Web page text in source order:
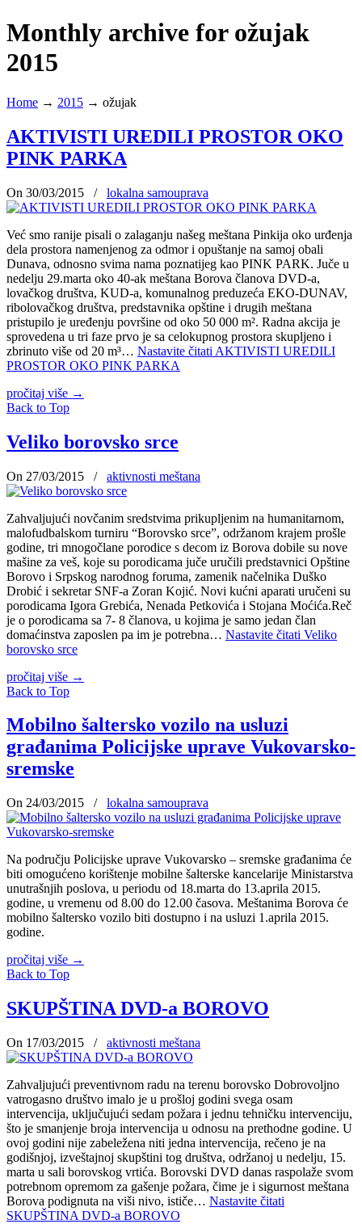
Monthly archive for ožujak
2015
Home → 2015 → ožujak
AKTIVISTI UREDILI PROSTOR OKO
PINK PARKA
On 30/03/2015 / lokalna samouprava
Već smo ranije pisali o zalaganju našeg meštana Pinkija oko urđenja
dela prostora namenjenog za odmor i opuštanje na samoj obali
Dunava, odnosno svima nama poznatijeg kao PINK PARK. Juče u
nedelju 29.marta oko 40-ak meštana Borova članova DVD-a,
lovačkog društva, KUD-a, komunalnog preduzeća EKO-DUNAV,
ribolovačkog društva, predstavnika opštine i drugih meštana
pristupilo je uređenju površine od oko 50 000 m². Radna akcija je
sprovedena u tri faze prvo je sa celokupnog prostora skupljeno i
zbrinuto više od 20 m³… Nastavite čitati AKTIVISTI UREDILI
PROSTOR OKO PINK PARKA
pročitaj više →
Back to Top
Veliko borovsko srce
On 27/03/2015 / aktivnosti meštana
Zahvaljujući novčanim sredstvima prikupljenim na humanitarnom,
malofudbalskom turniru “Borovsko srce”, održanom krajem prošle
godine, tri mnogočlane porodice s decom iz Borova dobile su nove
mašine za veš, koje su porodicama juče uručili predstavnici Opštine
Borovo i Srpskog narodnog foruma, zamenik načelnika Duško
Drobić i sekretar SNF-a Zoran Kojić. Novi kućni aparati uručeni su
porodicama Igora Grebića, Nenada Petkovića i Stojana Moćića.Reč
je o porodicama sa 7- 8 članova, u kojima je samo jedan član
domaćinstva zaposlen pa im je potrebna… Nastavite čitati Veliko
borovsko srce
pročitaj više →
Back to Top
Mobilno šaltersko vozilo na usluzi
građanima Policijske uprave Vukovarsko-
sremske
On 24/03/2015 / lokalna samouprava
Na području Policijske uprave Vukovarsko – sremske građanima će
biti omogućeno korištenje mobilne šalterske kancelarije Ministarstva
unutrašnjih poslova, u periodu od 18.marta do 13.aprila 2015.
godine, u vremenu od 8.00 do 12.00 časova. Meštanima Borova će
mobilno šaltersko vozilo biti dostupno i na usluzi 1.aprila 2015.
godine.
pročitaj više →
Back to Top
SKUPŠTINA DVD-a BOROVO
On 17/03/2015 / aktivnosti meštana
Zahvaljujući preventivnom radu na terenu borovsko Dobrovoljno
vatrogasno društvo imalo je u prošloj godini svega osam
intervencija, uključujući sedam požara i jednu tehničku intervenciju,
što je smanjenje broja intervencija u odnosu na prethodne godine. U
ovoj godini nije zabeležena niti jedna intervencija, rečeno je na
godišnjoj, izveštajnoj skupštini tog društva, održanoj u nedelju, 15.
marta u sali borovskog vrtića. Borovski DVD danas raspolaže svom
potrebnom opremom za gašenje požara, čime je i sigurnost meštana
Borova podignuta na viši nivo, ističe… Nastavite čitati
SKUPŠTINA DVD-a BOROVO